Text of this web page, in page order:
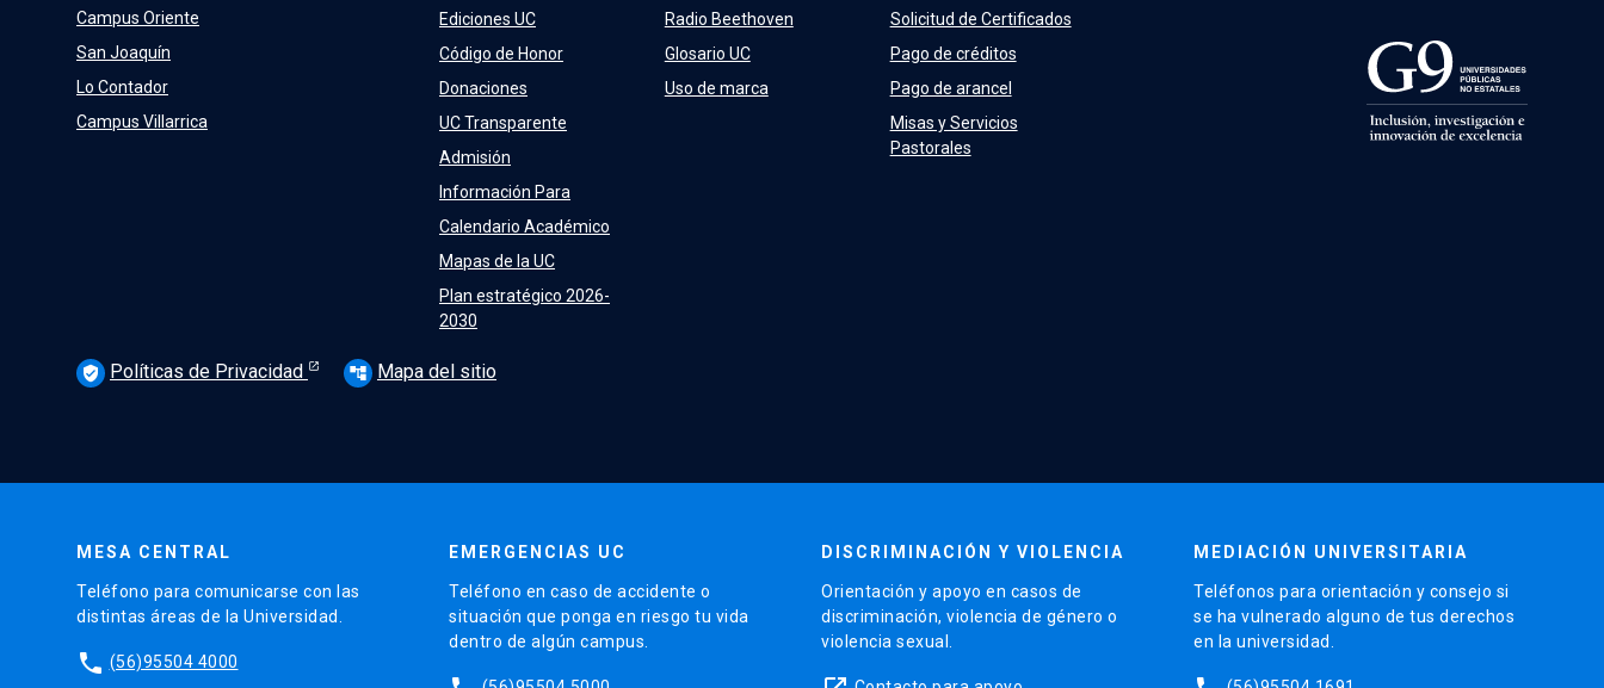
Campus Oriente
San Joaquín
Lo Contador
Campus Villarrica
Ediciones UC
Código de Honor
Donaciones
UC Transparente
Admisión
Información Para
Calendario Académico
Mapas de la UC
Plan estratégico 2026-
2030
Radio Beethoven
Glosario UC
Uso de marca
Solicitud de Certificados
Pago de créditos
Pago de arancel
Misas y Servicios
Pastorales
verified_user Políticas de Privacidad account_tree Mapa del sitio
MESA CENTRAL
Teléfono para comunicarse con las
distintas áreas de la Universidad.
phone (56)95504 4000
EMERGENCIAS UC
Teléfono en caso de accidente o
situación que ponga en riesgo tu vida
dentro de algún campus.
DISCRIMINACIÓN Y VIOLENCIA
Orientación y apoyo en casos de
discriminación, violencia de género o
violencia sexual.
MEDIACIÓN UNIVERSITARIA
Teléfonos para orientación y consejo si
se ha vulnerado alguno de tus derechos
en la universidad.